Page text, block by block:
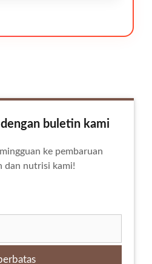
buletin kami
ke pembaruan
dan nutrisi kami!